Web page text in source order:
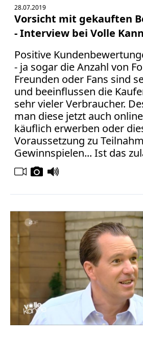
28.07.2019
Vorsicht mit gekauften
- Interview bei Volle
Positive
- ja sogar die Anzahl von
Freunden oder Fans sind
und beeinflussen die
sehr vieler Verbraucher.
man diese jetzt auch
käuflich erwerben oder
Voraussetzung zu
Gewinnspielen... Ist das